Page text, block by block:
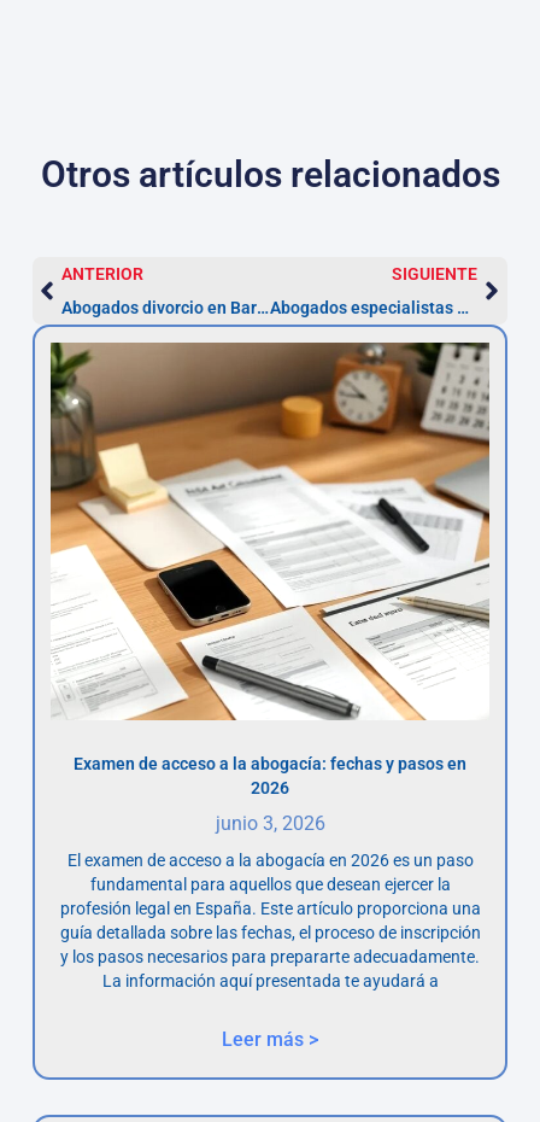
Otros artículos relacionados
ANTERIOR
Abogados divorcio en Barcelona – especialistas
SIGUIENTE
Abogados especialistas en ocupas — Barcelona (2026)
Examen de acceso a la abogacía: fechas y pasos en
2026
junio 3, 2026
El examen de acceso a la abogacía en 2026 es un paso
fundamental para aquellos que desean ejercer la
profesión legal en España. Este artículo proporciona una
guía detallada sobre las fechas, el proceso de inscripción
y los pasos necesarios para prepararte adecuadamente.
La información aquí presentada te ayudará a
Leer más >